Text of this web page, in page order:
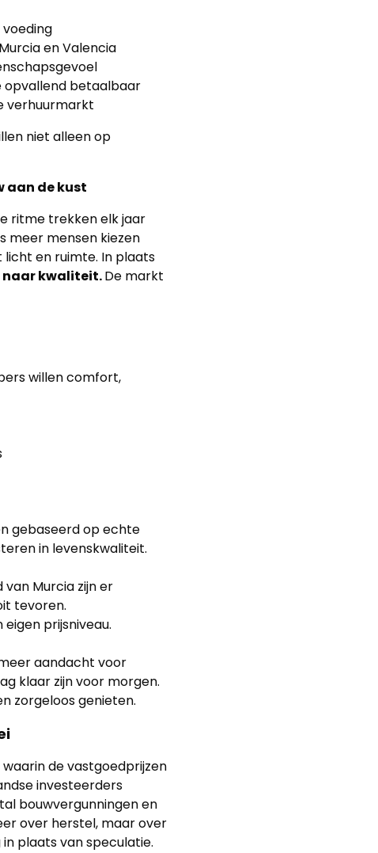
en Valencia
opvallend betaalbaar
verhuurmarkt
niet alleen op
aan de kust
ritme trekken elk jaar
meer mensen kiezen
licht en ruimte. In plaats
naar kwaliteit.De markt
willen comfort,
gebaseerd op echte
in levenskwaliteit.
Murcia zijn er
tevoren.
prijsniveau.
aandacht voor
klaar zijn voor morgen.
zorgeloos genieten.
de vastgoedprijzen
investeerders
bouwvergunningen en
over herstel, maar over
plaats van speculatie.